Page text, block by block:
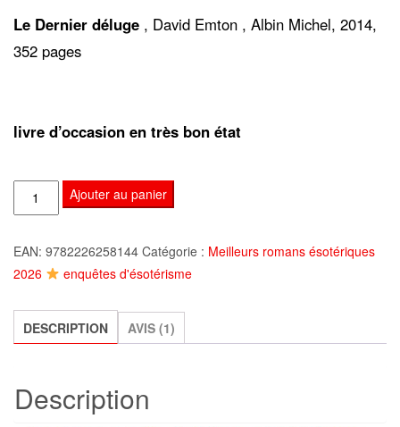
Le Dernier déluge , David Emton , Albin Michel, 2014,
352 pages
livre d’occasion en très bon état
quantité
de
Dernier
déluge
David
Emton
Ajouter au panier
EAN: 9782226258144 Catégorie : Meilleurs romans ésotériques
2026
enquêtes d'ésotérisme
DESCRIPTION AVIS (1)
Description